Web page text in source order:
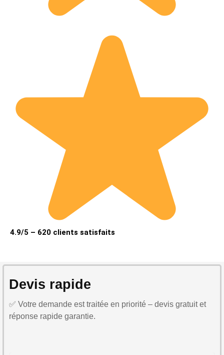
4.9/5 – 620 clients satisfaits
Devis rapide
✅ Votre demande est traitée en priorité – devis gratuit et
réponse rapide garantie.